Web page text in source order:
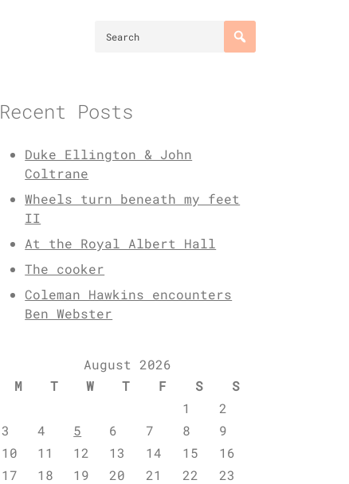
Recent Posts
Duke Ellington & John
Coltrane
Wheels turn beneath my feet
II
At the Royal Albert Hall
The cooker
Coleman Hawkins encounters
Ben Webster
August 2026
M
T W T F S
S
1
2
3
4 5 6 7 8
9
10
11 12 13 14 15
16
17
18 19 20 21 22
23